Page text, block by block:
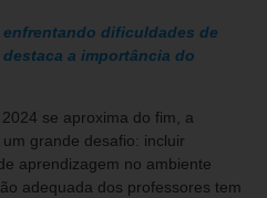
enfrentando dificuldades de
a importância do
se aproxima do fim, a
grande desafio: incluir
aprendizagem no ambiente
adequada dos professores tem